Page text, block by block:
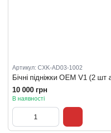
Артикул: CXK-AD03-1002
Бічні підніжки OEM V1 (2
10 000 грн
В наявності